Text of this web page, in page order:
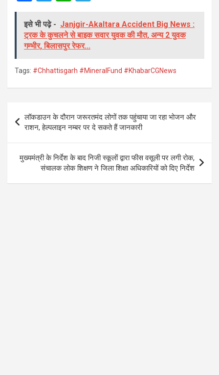
ce
b
o
o
k
tt
er
at
s
p
p
e
gr
m
इसे भी पढ़े - Janjgir-Akaltara Accident Big News :
ट्रक के कुचलने से बाइक सवार युवक की मौत, अन्य 2 युवक
गम्भीर, बिलासपुर रेफर...
Tags: #Chhattisgarh #MineralFund #KhabarCGNews
Post
navigation
लॉकडाउन के दौरान जरूरतमंद लोगों तक पहुंचाया जा रहा भोजन और
राशन, हेल्पलाइन नम्बर पर दे सकते हैं जानकारी
मुख्यमंत्री के निर्देश के बाद निजी स्कूलों द्वारा फीस वसूली पर लगी रोक,
संचालक लोक शिक्षण ने जिला शिक्षा अधिकारियों को दिए निर्देश